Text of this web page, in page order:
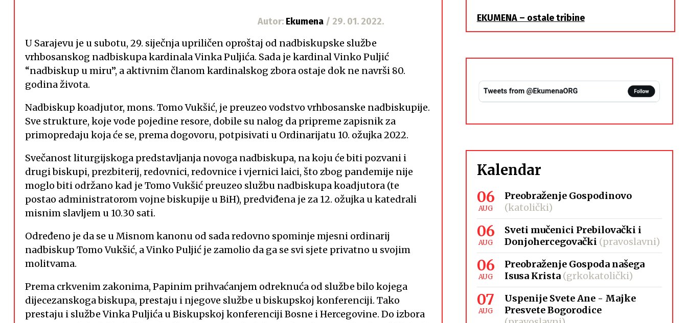
Autor: Ekumena / 29. 01. 2022.
U Sarajevu je u subotu, 29. siječnja upriličen oproštaj od nadbiskupske službe
vrhbosanskog nadbiskupa kardinala Vinka Puljića. Sada je kardinal Vinko Puljić
“nadbiskup u miru”, a aktivnim članom kardinalskog zbora ostaje dok ne navrši 80.
godina života.
Nadbiskup koadjutor, mons. Tomo Vukšić, je preuzeo vodstvo vrhbosanske nadbiskupije.
Sve strukture, koje vode pojedine resore, dobile su nalog da pripreme zapisnik za
primopredaju koja će se, prema dogovoru, potpisivati u Ordinarijatu 10. ožujka 2022.
Svečanost liturgijskoga predstavljanja novoga nadbiskupa, na koju će biti pozvani i
drugi biskupi, prezbiterij, redovnici, redovnice i vjernici laici, što zbog pandemije nije
moglo biti održano kad je Tomo Vukšić preuzeo službu nadbiskupa koadjutora (te
postao administratorom vojne biskupije u BiH), predviđena je za 12. ožujka u katedrali
misnim slavljem u 10.30 sati.
Određeno je da se u Misnom kanonu od sada redovno spominje mjesni ordinarij
nadbiskup Tomo Vukšić, a Vinko Puljić je zamolio da ga se svi sjete privatno u svojim
molitvama.
Prema crkvenim zakonima, Papinim prihvaćanjem odreknuća od službe bilo kojega
dijecezanskoga biskupa, prestaju i njegove službe u biskupskoj konferenciji. Tako
prestaju i službe Vinka Puljića u Biskupskoj konferenciji Bosne i Hercegovine. Do izbora
EKUMENA – ostale tribine
Kalendar
06
AUG
Preobraženje Gospodinovo
(katolički)
06
AUG
Sveti mučenici Prebilovački i
Donjohercegovački (pravoslavni)
06
AUG
Preobraženje Gospoda našega
Isusa Krista (grkokatolički)
07
AUG
Uspenije Svete Ane - Majke
Presvete Bogorodice